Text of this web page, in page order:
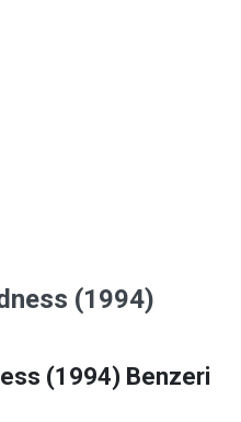
(1994)
(1994) Benzeri